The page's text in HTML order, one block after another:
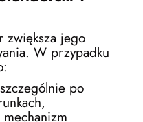
zwiększa jego
W przypadku
po